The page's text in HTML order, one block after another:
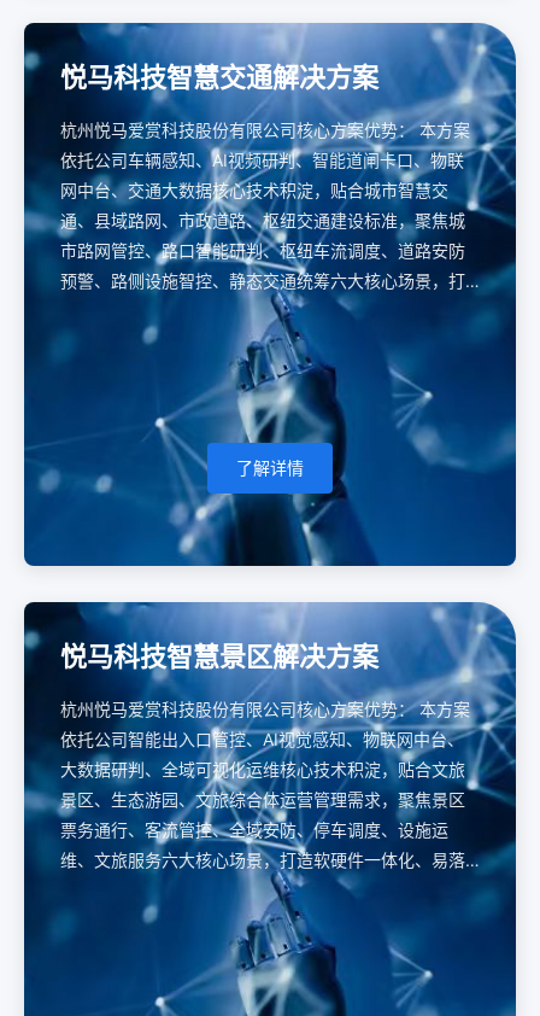
悦马科技智慧交通解决方案
杭州悦马爱赏科技股份有限公司核心方案优势： 本方案
依托公司车辆感知、AI视频研判、智能道闸卡口、物联
网中台、交通大数据核心技术积淀，贴合城市智慧交
通、县域路网、市政道路、枢纽交通建设标准，聚焦城
市路网管控、路口智能研判、枢纽车流调度、道路安防
预警、路侧设施智控、静态交通统筹六大核心场景，打
造软硬件一体化、易落地、高兼容、全域联动智慧交通
管控体系，助力城市交通缓堵增效、路网安全管控、静
态交通统筹、市政运维降本。
了解详情
悦马科技智慧景区解决方案
杭州悦马爱赏科技股份有限公司核心方案优势： 本方案
依托公司智能出入口管控、AI视觉感知、物联网中台、
大数据研判、全域可视化运维核心技术积淀，贴合文旅
景区、生态游园、文旅综合体运营管理需求，聚焦景区
票务通行、客流管控、全域安防、停车调度、设施运
维、文旅服务六大核心场景，打造软硬件一体化、易落
地、低运维、全域联动智慧景区管控体系，助力景区降
本运营、安全管控、客流疏导、游客体验提质。